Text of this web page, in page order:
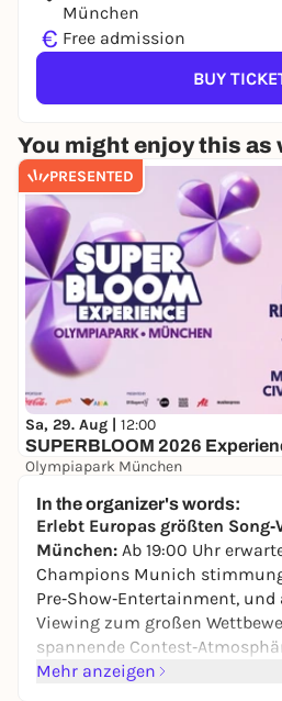
München
€ Free admission
BUY
You might enjoy this as
PRESENTED
Sa, 29. Aug | 12:00
SUPERBLOOM 2026
Olympiapark München
In the organizer's words:
Erlebt Europas größten
München: Ab 19:00 Uhr
Champions Munich
Pre‑Show‑Entertainment, und
Viewing zum großen
spannende
Bags und einen Abend voller
Mehr anzeigen